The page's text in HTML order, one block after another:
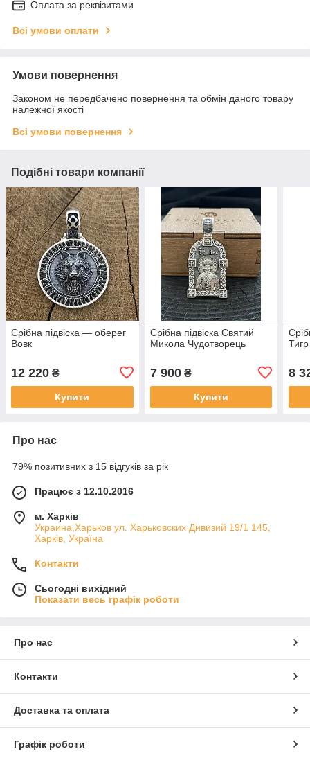
Оплата за реквізитами
Всі умови оплати
Умови повернення
Законом не передбачено повернення та обмін даного товару
належної якості
Всі умови повернення
Подібні товари компанії
Срібна підвіска — оберег
Вовк
12 220 ₴
Купити
Срібна підвіска Святий
Микола Чудотворець
7 900₴
Купити
8
Про нас
79% позитивних з 15 відгуків за рік
Працює з 12.10.2016
м. Харків
Украина,Харьков ул. Харьковских Дивизий 19/1 145,
Харків, Україна
Контакти
Сьогодні вихідний
Показати весь графік роботи
Про нас
Контакти
Доставка та оплата
Графік роботи